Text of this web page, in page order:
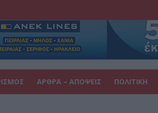
ΑΡΘΡΑ – ΑΠΟΨΕΙΣ ΠΟΛΙΤΙΚΗ